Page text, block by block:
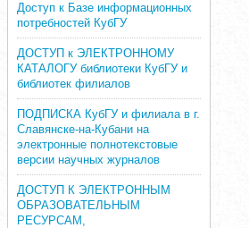
Доступ к Базе информационных
потребностей КубГУ
ДОСТУП к ЭЛЕКТРОННОМУ
КАТАЛОГУ библиотеки КубГУ и
библиотек филиалов
ПОДПИСКА КубГУ и филиала в г.
Славянске-на-Кубани на
электронные полнотекстовые
версии научных журналов
ДОСТУП К ЭЛЕКТРОННЫМ
ОБРАЗОВАТЕЛЬНЫМ
РЕСУРСАМ,